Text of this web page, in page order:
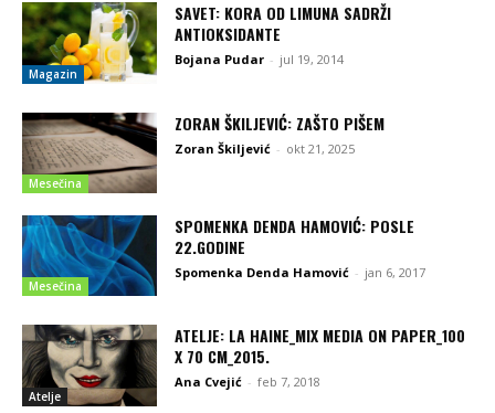
Magazin
SAVET: KORA OD LIMUNA SADRŽI
ANTIOKSIDANTE
Bojana Pudar - jul 19, 2014
Mesečina
ZORAN ŠKILJEVIĆ: ZAŠTO PIŠEM
Zoran Škiljević - okt 21, 2025
Mesečina
SPOMENKA DENDA HAMOVIĆ: POSLE
22.GODINE
Spomenka Denda Hamović - jan 6, 2017
Atelje
ATELJE: LA HAINE_MIX MEDIA ON PAPER_100
X 70 CM_2015.
Ana Cvejić - feb 7, 2018